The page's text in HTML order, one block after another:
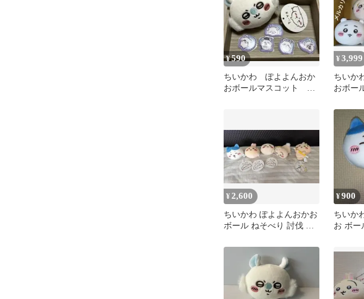
¥590
ちいかわ ぽよよんおか
おボールマスコット モ
¥3,999
ちいか
おボー
¥2,600
ちいかわ ぽよよんおかお
ボール ねそべり 討伐 マ
¥900
ちいか
お ボー